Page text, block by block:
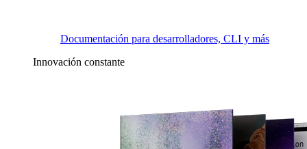
Documentación para desarrolladores, CLI y más
Innovación constante